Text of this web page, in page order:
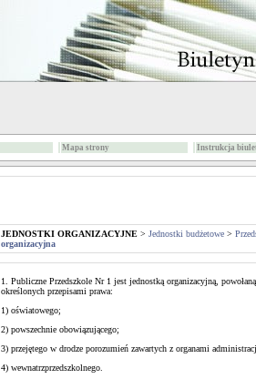
Mapa strony Instrukcja
JEDNOSTKI ORGANIZACYJNE > Jednostki budżetowe >
organizacyjna
1. Publiczne Przedszkole Nr 1 jest jednostką organizacyjną,
określonych przepisami prawa:
1) oświatowego;
2) powszechnie obowiązującego;
3) przejętego w drodze porozumień zawartych z organami
4) wewnatrzprzedszkolnego.